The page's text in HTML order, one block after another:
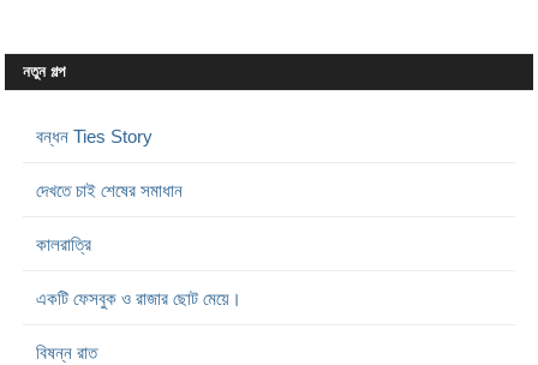
নতুন গল্প
বন্ধন Ties Story
দেখতে চাই শেষের সমাধান
কালরাত্রি
একটি ফেসবুক ও রাজার ছোট মেয়ে।
বিষন্ন রাত